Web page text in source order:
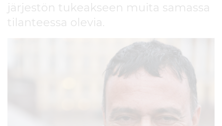
järjestön tukeakseen muita samassa
tilanteessa olevia.